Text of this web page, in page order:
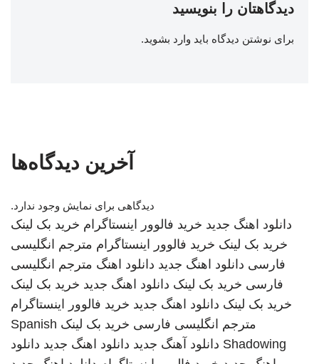
دیدگاهتان را بنویسید
برای نوشتن دیدگاه باید وارد بشوید.
آخرین دیدگاه‌ها
دیدگاهی برای نمایش وجود ندارد.
دانلود اهنگ جدید خرید فالوور اینستاگرام خرید بک لینک
خرید بک لینک خرید فالوور اینستاگرام مترجم انگلیسی
فارسی دانلود اهنگ جدید دانلود اهنگ مترجم انگلیسی
فارسی خرید بک لینک دانلود اهنگ جدید خرید بک لینک
خرید بک لینک دانلود اهنگ جدید خرید فالوور اینستاگرام
مترجم انگلیسی فارسی خرید بک لینک Spanish
Shadowing دانلود آهنگ جدید دانلود اهنگ جدید دانلود